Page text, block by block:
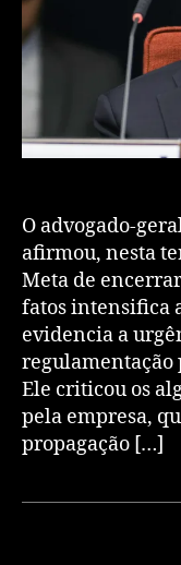
O advogado-
afirmou, nesta
Meta de
fatos intensifica
evidencia a
regulamentação
Ele criticou os
pela empresa,
propagação […]